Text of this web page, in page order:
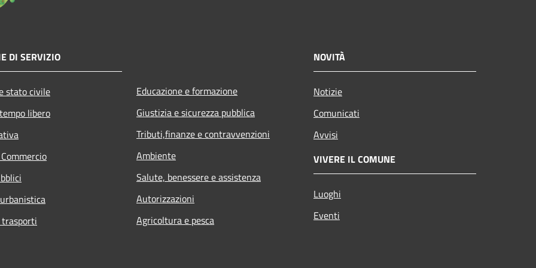
DI SERVIZIO
stato civile
libero
Educazione e formazione
Giustizia e sicurezza pubblica
Tributi,finanze e contravvenzioni
Ambiente
Salute, benessere e assistenza
Autorizzazioni
Agricoltura e pesca
NOVITÀ
Notizie
Comunicati
Avvisi
VIVERE IL COMUNE
Luoghi
Eventi